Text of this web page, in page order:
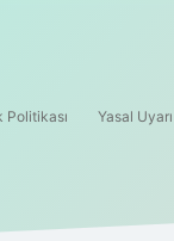
Politikası Yasal Uyarı